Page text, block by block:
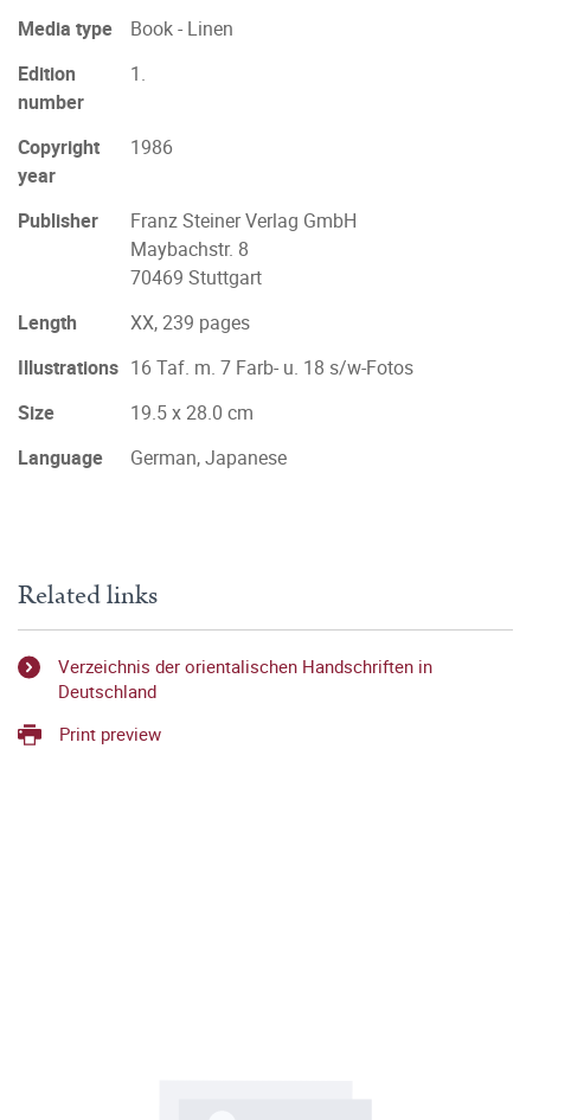
Media type
Book - Linen
Edition
number
1.
Copyright
year
1986
Publisher
Franz Steiner Verlag GmbH
Maybachstr. 8
70469 Stuttgart
Length
XX, 239 pages
Illustrations 16 Taf. m. 7 Farb- u. 18 s/w-Fotos
Size
19.5 x 28.0 cm
Language
German, Japanese
Related links
Verzeichnis der orientalischen Handschriften in
Deutschland
Print preview